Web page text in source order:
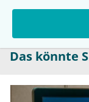
Das könnte